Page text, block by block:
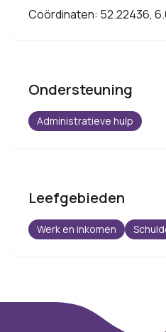
Coördinaten: 52.22436,
Ondersteuning
Administratieve hulp
Leefgebieden
Werk en inkomen